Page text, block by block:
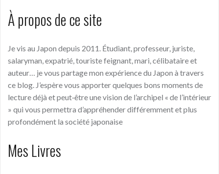
À propos de ce site
Je vis au Japon depuis 2011. Étudiant, professeur, juriste,
salaryman, expatrié, touriste feignant, mari, célibataire et
auteur… je vous partage mon expérience du Japon à travers
ce blog. J’espère vous apporter quelques bons moments de
lecture déjà et peut‑être une vision de l’archipel « de l’intérieur
» qui vous permettra d’appréhender différemment et plus
profondément la société japonaise
Mes Livres